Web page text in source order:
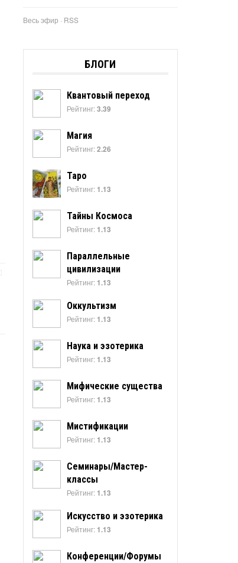
Весь эфир · RSS
БЛОГИ
Квантовый переход
Рейтинг:3.39
Магия
Рейтинг:2.26
Таро
Рейтинг: 1.13
Тайны Космоса
Рейтинг: 1.13
Параллельные
цивилизации
Рейтинг: 1.13
Оккультизм
Рейтинг: 1.13
Наука и эзотерика
Рейтинг: 1.13
Мифические существа
Рейтинг: 1.13
Мистификации
Рейтинг: 1.13
Семинары/Мастер-
классы
Рейтинг: 1.13
Искусство и эзотерика
Рейтинг: 1.13
Конференции/Форумы